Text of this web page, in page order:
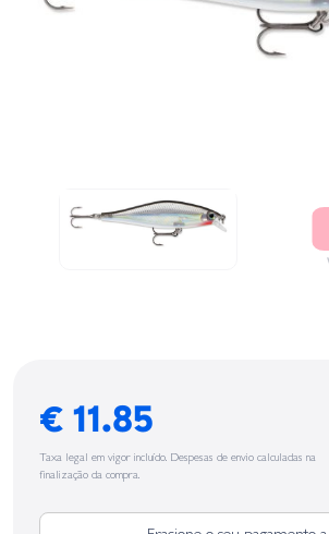
€ 11.85
Taxa legal em vigor incluído. Despesas de envio calculadas na
finalização da compra.